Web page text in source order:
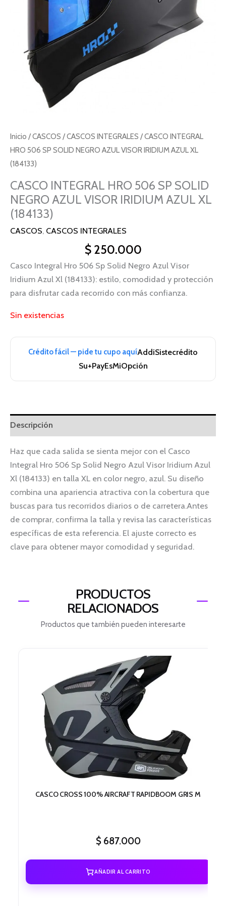
Inicio /CASCOS /CASCOS INTEGRALES / CASCO INTEGRAL
HRO 506 SP SOLID NEGRO AZUL VISOR IRIDIUM AZUL XL
(184133)
CASCO INTEGRAL HRO 506 SP SOLID
NEGRO AZUL VISOR IRIDIUM AZUL XL
(184133)
CASCOS, CASCOS INTEGRALES
$250.000
Casco Integral Hro 506 Sp Solid Negro Azul Visor
Iridium Azul Xl (184133): estilo, comodidad y protección
para disfrutar cada recorrido con más confianza.
Sin existencias
Crédito fácil — pide tu cupo aquíAddiSistecrédito
Su+PayEsMiOpción
Descripción
Haz que cada salida se sienta mejor con el Casco
Integral Hro 506 Sp Solid Negro Azul Visor Iridium Azul
Xl (184133) en talla XL en color negro, azul. Su diseño
combina una apariencia atractiva con la cobertura que
buscas para tus recorridos diarios o de carretera.Antes
de comprar, confirma la talla y revisa las características
específicas de esta referencia. El ajuste correcto es
clave para obtener mayor comodidad y seguridad.
PRODUCTOS
RELACIONADOS
Productos que también pueden interesarte
CASCO CROSS 100% AIRCRAFT RAPIDBOOM GRIS M
$687.000
AÑADIR AL CARRITO